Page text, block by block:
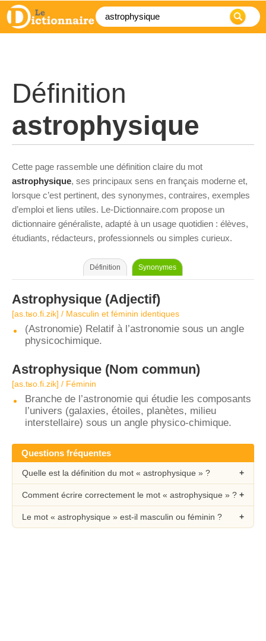
Définition
astrophysique
Cette page rassemble une définition claire du mot
astrophysique, ses principaux sens en français moderne et,
lorsque c’est pertinent, des synonymes, contraires, exemples
d’emploi et liens utiles. Le-Dictionnaire.com propose un
dictionnaire généraliste, adapté à un usage quotidien : élèves,
étudiants, rédacteurs, professionnels ou simples curieux.
Définition Synonymes
Astrophysique (Adjectif)
[as.tʁo.fi.zik] / Masculin et féminin identiques
(Astronomie) Relatif à l’astronomie sous un angle
physicochimique.
Astrophysique (Nom commun)
[as.tʁo.fi.zik] / Féminin
Branche de l’astronomie qui étudie les composants
l’univers (galaxies, étoiles, planètes, milieu
interstellaire) sous un angle physico-chimique.
Questions fréquentes
Quelle est la définition du mot « astrophysique » ?
Comment écrire correctement le mot « astrophysique » ?
Le mot « astrophysique » est-il masculin ou féminin ?